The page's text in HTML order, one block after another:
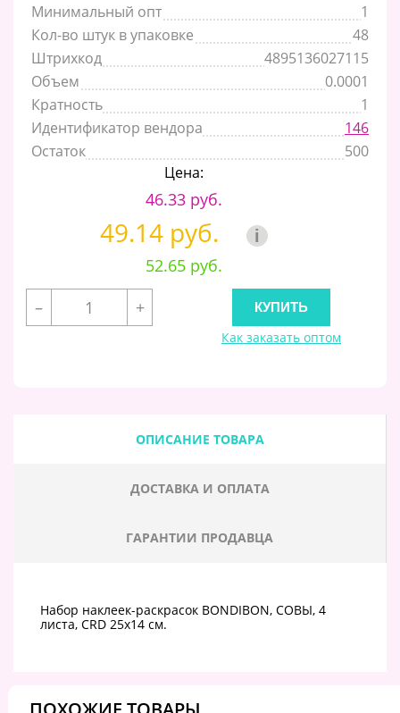
Минимальный опт
1
Кол-во штук в упаковке
48
Штрихкод
4895136027115
Объем
0.0001
Кратность
1
Идентификатор вендора
146
Остаток
500
Цена:
46.33 руб.
49.14 руб. i
52.65 руб.
–
+
Как заказать оптом
ОПИСАНИЕ ТОВАРА
ДОСТАВКА И ОПЛАТА
ГАРАНТИИ ПРОДАВЦА
Набор наклеек-раскрасок BONDIBON, СОВЫ, 4
листа, CRD 25х14 см.